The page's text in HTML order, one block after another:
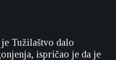
Tužilaštvo dalo
ispričao je da je